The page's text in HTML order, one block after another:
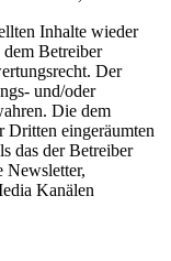
Inhalte wieder
Betreiber
Der
und/oder
Die dem
Dritten eingeräumten
das der Betreiber
Newsletter,
Kanälen